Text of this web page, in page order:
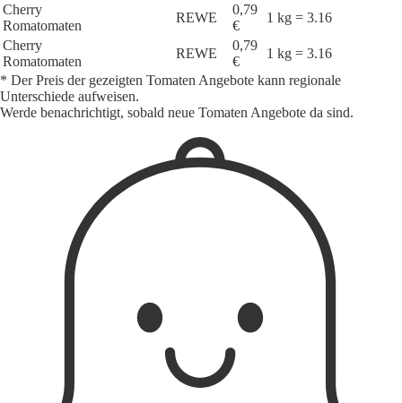
Cherry
Romatomaten
REWE
0,79
€
1 kg = 3.16
Cherry
Romatomaten
REWE
0,79
€
1 kg = 3.16
* Der Preis der gezeigten Tomaten Angebote kann regionale
Unterschiede aufweisen.
Werde benachrichtigt, sobald neue Tomaten Angebote da sind.